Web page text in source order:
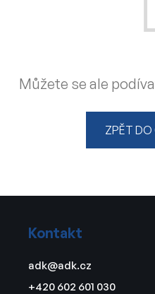
Můžete se ale
ZPĚT
Kontakt
adk@adk.cz
+420 602 601 030